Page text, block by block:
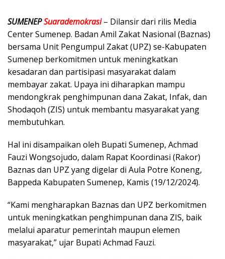
SUMENEPSuarademokrasi– Dilansir dari rilis Media
Center Sumenep. Badan Amil Zakat Nasional (Baznas)
bersama Unit Pengumpul Zakat (UPZ) se-Kabupaten
Sumenep berkomitmen untuk meningkatkan
kesadaran dan partisipasi masyarakat dalam
membayar zakat. Upaya ini diharapkan mampu
mendongkrak penghimpunan dana Zakat, Infak, dan
Shodaqoh (ZIS) untuk membantu masyarakat yang
membutuhkan.
Hal ini disampaikan oleh Bupati Sumenep, Achmad
Fauzi Wongsojudo, dalam Rapat Koordinasi (Rakor)
Baznas dan UPZ yang digelar di Aula Potre Koneng,
Bappeda Kabupaten Sumenep, Kamis (19/12/2024).
“Kami mengharapkan Baznas dan UPZ berkomitmen
untuk meningkatkan penghimpunan dana ZIS, baik
melalui aparatur pemerintah maupun elemen
masyarakat,” ujar Bupati Achmad Fauzi.